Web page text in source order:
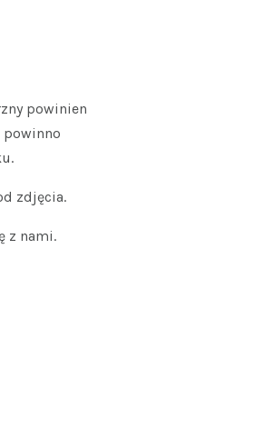
powinien
powinno
zdjęcia.
z nami.